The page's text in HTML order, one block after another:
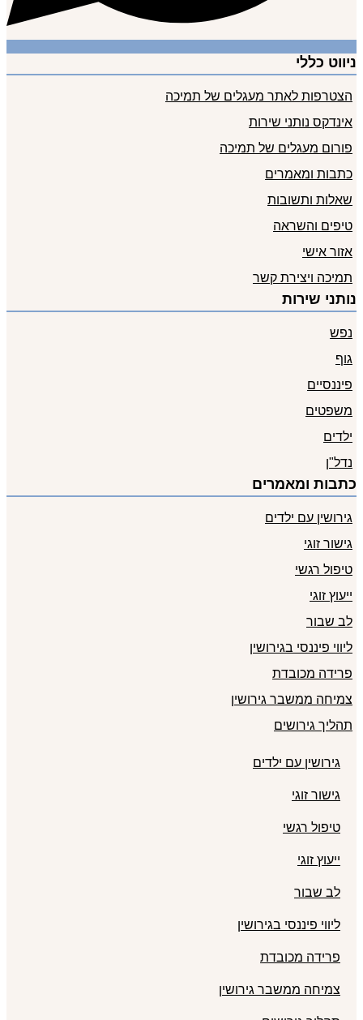
ניווט כללי
הצטרפות לאתר מעגלים של תמיכה
אינדקס נותני שירות
פורום מעגלים של תמיכה
כתבות ומאמרים
שאלות ותשובות
טיפים והשראה
אזור אישי
תמיכה ויצירת קשר
נותני שירות
נפש
גוף
פיננסיים
משפטים
ילדים
נדל"ן
כתבות ומאמרים
גירושין עם ילדים
גישור זוגי
טיפול רגשי
ייעוץ זוגי
לב שבור
ליווי פיננסי בגירושין
פרידה מכובדת
צמיחה ממשבר גירושין
תהליך גירושים
גירושין עם ילדים
גישור זוגי
טיפול רגשי
ייעוץ זוגי
לב שבור
ליווי פיננסי בגירושין
פרידה מכובדת
צמיחה ממשבר גירושין